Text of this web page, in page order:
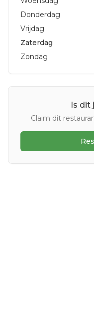
Donderdag
Vrijdag
Zaterdag
Zondag
Is dit
Claim dit